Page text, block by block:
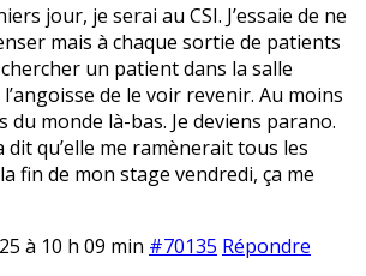
jour, je serai au CSI. J’essaie de ne
mais à chaque sortie de patients
un patient dans la salle
l’angoisse de le voir revenir. Au moins
du monde là-bas. Je deviens parano.
dit qu’elle me ramènerait tous les
fin de mon stage vendredi, ça me
à 10 h 09 min #70135 Répondre